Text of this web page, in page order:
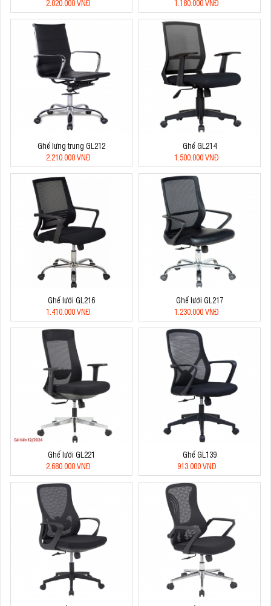
2.020.000 VNĐ 1.180.000 VNĐ
Ghế lưng trung GL212
2.210.000 VNĐ
Ghế GL214
1.500.000 VNĐ
Ghế lưới GL216
1.410.000 VNĐ
Ghế lưới GL217
1.230.000 VNĐ
Ghế lưới GL221
2.680.000 VNĐ
Ghế GL139
913.000 VNĐ